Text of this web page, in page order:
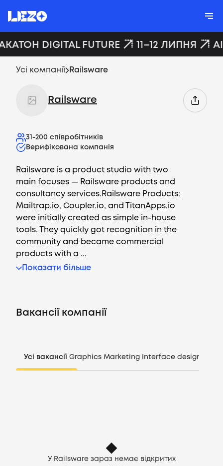
UA
DIGITAL FUTURE 11–12 ЛИПНЯ
Усі компанії Railsware
Railsware
31-200 співробітників
Верифікована компанія
Railsware is a product studio with two
main focuses — Railsware products and
consultancy services.Railsware Products:
Mailtrap.io, Coupler.io, and TitanApps.io
were initially created as simple in-house
tools. They quickly got recognition in the
community and became commercial
products with a ...
Показати більше
Вакансії компанії
Усі вакансії Graphics Marketing Interface design
У Railsware зараз немає відкритих